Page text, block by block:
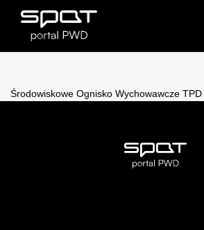
Środowiskowe Ognisko Wychowawcze TPD